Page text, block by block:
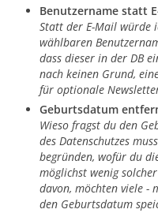
Benutzername statt
Statt der E-Mail würde
wählbaren
dass dieser in der DB
nach keinen Grund,
für optionale
Geburtsdatum
Wieso fragst du den
des Datenschutzes
begründen, wofür du
möglichst wenig
davon, möchten viele -
den Geburtsdatum